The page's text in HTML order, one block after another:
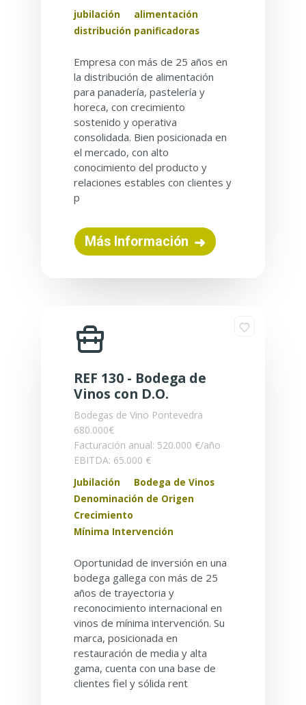
jubilación
alimentación
distribución panificadoras
Empresa con más de 25 años en
la distribución de alimentación
para panadería, pastelería y
horeca, con crecimiento
sostenido y operativa
consolidada. Bien posicionada en
el mercado, con alto
conocimiento del producto y
relaciones estables con clientes y
p
Más Información
REF 130 - Bodega de
Vinos con D.O.
Bodegas de Vino Pontevedra
680.000€
Facturación anual: 520.000 €/año
EBITDA: 65.000 €
Jubilación
Bodega de Vinos
Denominación de Origen
Crecimiento
Mínima Intervención
Oportunidad de inversión en una
bodega gallega con más de 25
años de trayectoria y
reconocimiento internacional en
vinos de mínima intervención. Su
marca, posicionada en
restauración de media y alta
gama, cuenta con una base de
clientes fiel y sólida rent